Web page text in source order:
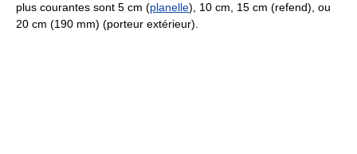
plus courantes sont 5 cm (planelle), 10 cm, 15 cm (refend), ou
20 cm (190 mm) (porteur extérieur).